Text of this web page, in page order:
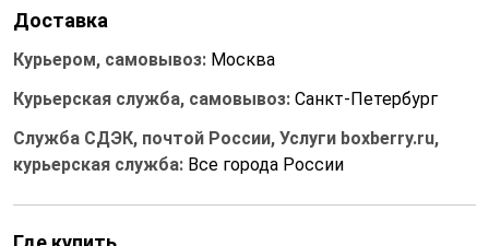
Доставка
Курьером, самовывоз: Москва
Курьерская служба, самовывоз: Санкт-Петербург
Служба СДЭК, почтой России, Услуги boxberry.ru,
курьерская служба: Все города России